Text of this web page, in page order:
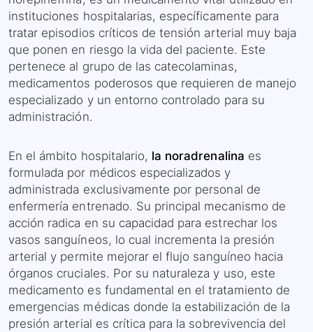
instituciones hospitalarias, específicamente para
tratar episodios críticos de tensión arterial muy baja
que ponen en riesgo la vida del paciente. Este
pertenece al grupo de las catecolaminas,
medicamentos poderosos que requieren de manejo
especializado y un entorno controlado para su
administración.
En el ámbito hospitalario, la noradrenalina es
formulada por médicos especializados y
administrada exclusivamente por personal de
enfermería entrenado. Su principal mecanismo de
acción radica en su capacidad para estrechar los
vasos sanguíneos, lo cual incrementa la presión
arterial y permite mejorar el flujo sanguíneo hacia
órganos cruciales. Por su naturaleza y uso, este
medicamento es fundamental en el tratamiento de
emergencias médicas donde la estabilización de la
presión arterial es crítica para la sobrevivencia del